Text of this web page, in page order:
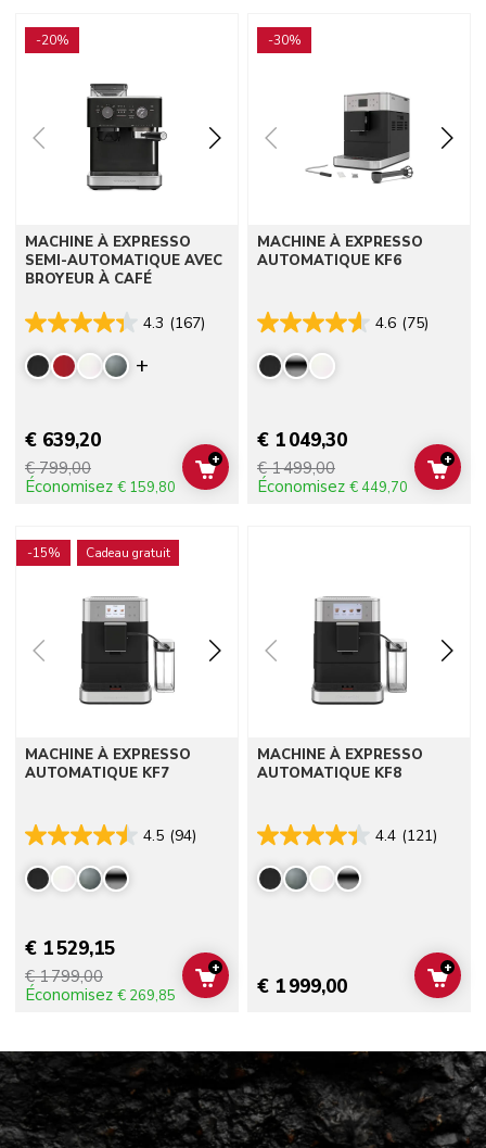
-20%
MACHINE À EXPRESSO
SEMI-AUTOMATIQUE AVEC
BROYEUR À CAFÉ
4.3 (167)
Display more colors
€ 639,20
€ 799,00
Économisez € 159,80
ADD TO CART
+
-30%
MACHINE À EXPRESSO
AUTOMATIQUE KF6
4.6 (75)
€ 1 049,30
€ 1 499,00
Économisez € 449,70
ADD
+
-15% Cadeau gratuit
MACHINE À EXPRESSO
AUTOMATIQUE KF7
4.5 (94)
€ 1 529,15
€ 1 799,00
Économisez € 269,85
ADD TO CART
+
MACHINE À EXPRESSO
AUTOMATIQUE KF8
4.4 (121)
€ 1 999,00 ADD
+